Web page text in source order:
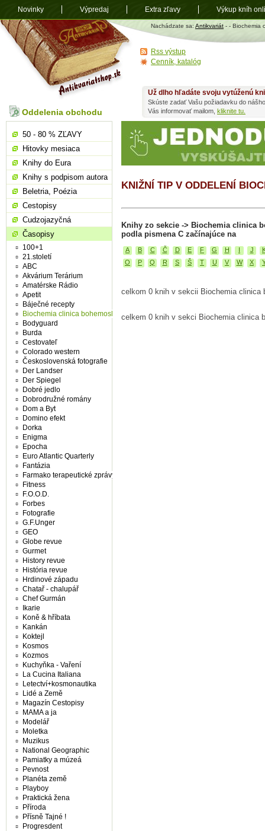
Antikvariát
shop.sk
Nachádzate sa: Antikvariát - - Biochemia
KNIŽNÍ TIP V ODDELENÍ
Knihy zo sekcie -> Biochemia clinica
podla pismena C začínajúce na
A B C Č D E F G H J
O
P Q R S Š T U V W X
celkom 0 knih v sekcii Biochemia clinica
celkem 0 knih v sekci Biochemia clinica
Už dlho hľadáte svoju vytúženú
Skúste zadať Vašu požiadavku do
Vás informovať mailom, kliknite tu.
Oddelenia obchodu
50 - 80 % ZĽAVY
Hitovky mesiaca
Knihy do Eura
Knihy s podpisom autora
Beletria, Poézia
Cestopisy
Cudzojazyčná
Časopisy
100+1
21.století
ABC
Akvárium Terárium
Amatérske Rádio
Apetit
Báječné recepty
Biochemia clinica bohemoslovaca
Bodyguard
Burda
Cestovateľ
Colorado western
Československá fotografie
Der Landser
Der Spiegel
Dobré jedlo
Dobrodružné romány
Dom a Byt
Domino efekt
Dorka
Enigma
Epocha
Euro Atlantic Quarterly
Fantázia
Farmako terapeutické zprávy
Fitness
F.O.O.D.
Forbes
Fotografie
G.F.Unger
GEO
Globe revue
Gurmet
History revue
História revue
Hrdinové západu
Chatař - chalupář
Chef Gurmán
Ikarie
Koně & hříbata
Kankán
Koktejl
Kosmos
Kozmos
Kuchyňka - Vaření
La Cucina Italiana
Letectví+kosmonautika
Lidé a Země
Magazín Cestopisy
MAMA a ja
Modelář
Moletka
Muzikus
National Geographic
Pamiatky a múzeá
Pevnost
Planéta země
Playboy
Praktická žena
Příroda
Přísně Tajné !
Progresdent
Rss výstup
Cenník, katalóg
Novinky Výpredaj Extra zľavy Výkup kníh